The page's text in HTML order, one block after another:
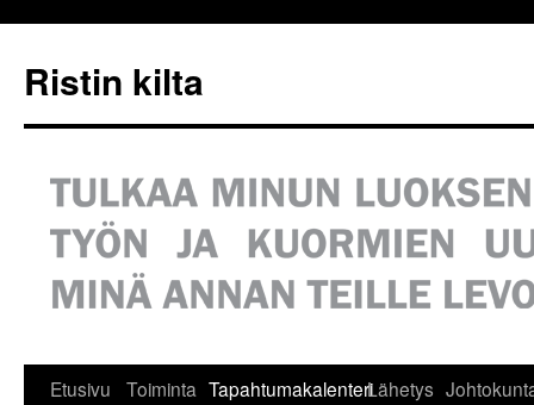
Ristin kilta
Etusivu Toiminta TapahtumakalenteriLähetys